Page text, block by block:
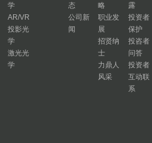
学
AR/VR
投影光
学
激光光
学
态
公司新
闻
略
职业发
展
招贤纳
士
力鼎人
风采
露
投资者
保护
投咨者
问答
投资者
互动联
系